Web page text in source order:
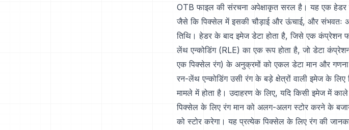
OTB फाइल की संरचना अपेक्षाकृत सरल है। यह एक हेडर
जैसे कि पिक्सेल में इसकी चौड़ाई और ऊंचाई, और संभवतः अन्य
तिथि। हेडर के बाद इमेज डेटा होता है, जिसे एक कंप्रेशन
लेंथ एन्कोडिंग (RLE) का एक रूप होता है, जो डेटा
एक पिक्सेल रंग) के अनुक्रमों को एकल डेटा मान और
रन-लेंथ एन्कोडिंग उसी रंग के बड़े क्षेत्रों वाली इमेज के
मामले में होता है। उदाहरण के लिए, यदि किसी इमेज में
पिक्सेल के लिए रंग मान को अलग-अलग स्टोर करने के
को स्टोर करेगा। यह प्रत्येक पिक्सेल के लिए रंग की